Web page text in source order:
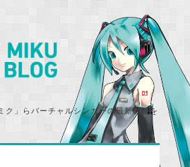
ク」らバーチャルシンガーの最新情報を